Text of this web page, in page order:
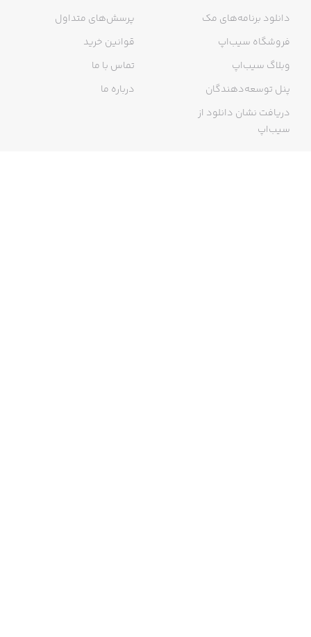
دانلود برنامه‌های مک
فروشگاه سیب‌اپ
وبلاگ سیب‌اپ
پنل توسعه‌دهندگان
دریافت نشان دانلود از
سیب‌اپ
پرسش‌های متداول
قوانین خرید
تماس با ما
درباره ما